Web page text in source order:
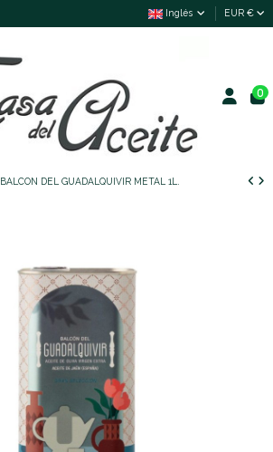
Inglés EUR €
0
BALCON DEL GUADALQUIVIR METAL 1L.